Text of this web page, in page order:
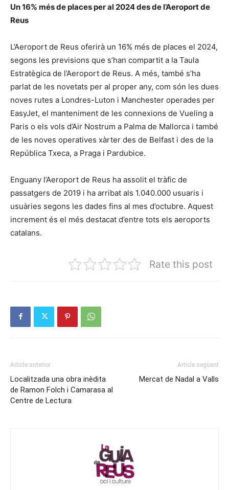
Un 16% més de places per al 2024 des de l’Aeroport de
Reus
L’Aeroport de Reus oferirà un 16% més de places el 2024,
segons les previsions que s’han compartit a la Taula
Estratègica de l’Aeroport de Reus. A més, també s’ha
parlat de les novetats per al proper any, com són les dues
noves rutes a Londres-Luton i Manchester operades per
EasyJet, el manteniment de les connexions de Vueling a
Paris o els vols d’Air Nostrum a Palma de Mallorca i també
de les noves operatives xàrter des de Belfast i des de la
República Txeca, a Praga i Pardubice.
Enguany l’Aeroport de Reus ha assolit el tràfic de
passatgers de 2019 i ha arribat als 1.040.000 usuaris i
usuàries segons les dades fins al mes d’octubre. Aquest
increment és el més destacat d’entre tots els aeroports
catalans.
Rate this post
Article anterior
Localitzada una obra inèdita
de Ramon Folch i Camarasa al
Centre de Lectura
Article següent
Mercat de Nadal a Valls